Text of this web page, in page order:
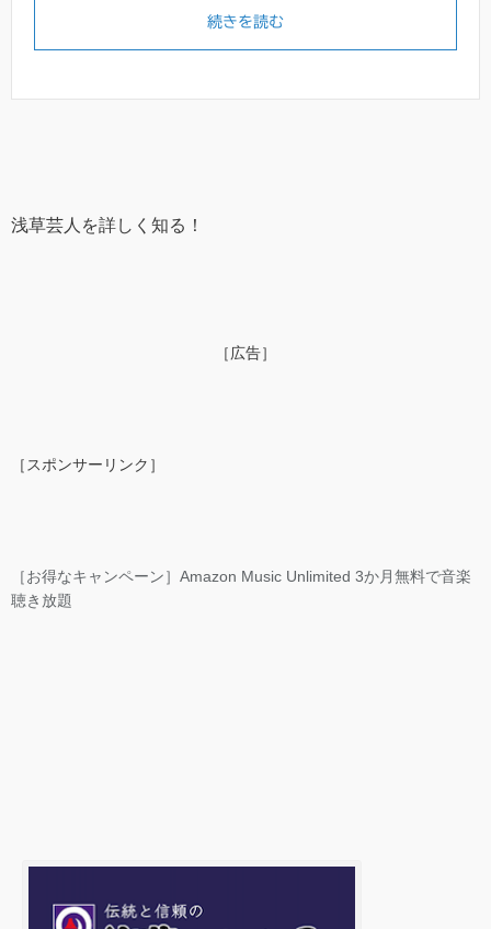
続きを読む
浅草芸人を詳しく知る！
［広告］
［スポンサーリンク］
［お得なキャンペーン］Amazon Music Unlimited 3か月無料で音楽
聴き放題